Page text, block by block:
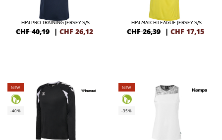
HMLPRO TRAINING JERSEY S/S
CHF 40,19 | CHF 26,12
HMLMATCH LEAGUE JERSEY S/S
CHF 26,39 | CHF 17,15
NEW
-40%
NEW
-35%